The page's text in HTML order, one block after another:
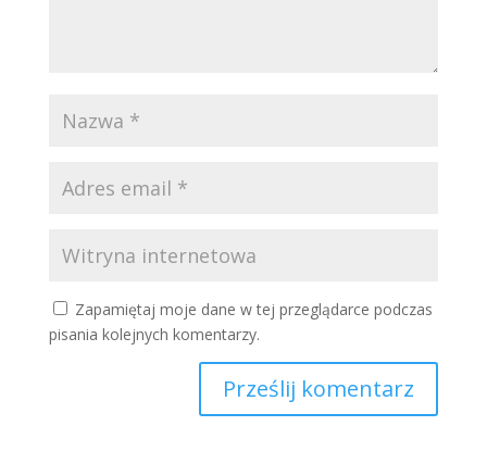
Zapamiętaj moje dane w tej przeglądarce podczas
pisania kolejnych komentarzy.